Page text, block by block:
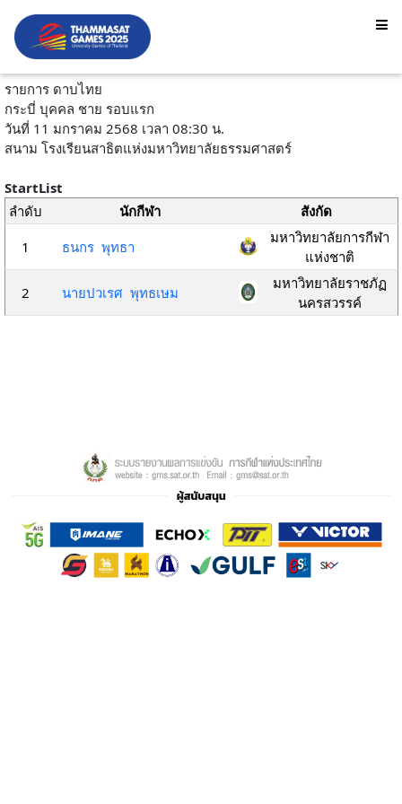
รายการ ดาบไทย
กระบี่ บุคคล ชาย รอบแรก
วันที่ 11 มกราคม 2568 เวลา 08:30 น.
สนาม โรงเรียนสาธิตแห่งมหาวิทยาลัยธรรมศาสตร์
StartList
ลำดับ
นักกีฬา
สังกัด
1
ธนกร พุทธา
มหาวิทยาลัยการกีฬา
แห่งชาติ
2
นายปวเรศ พุทธเษม
มหาวิทยาลัยราชภัฏ
นครสวรรค์